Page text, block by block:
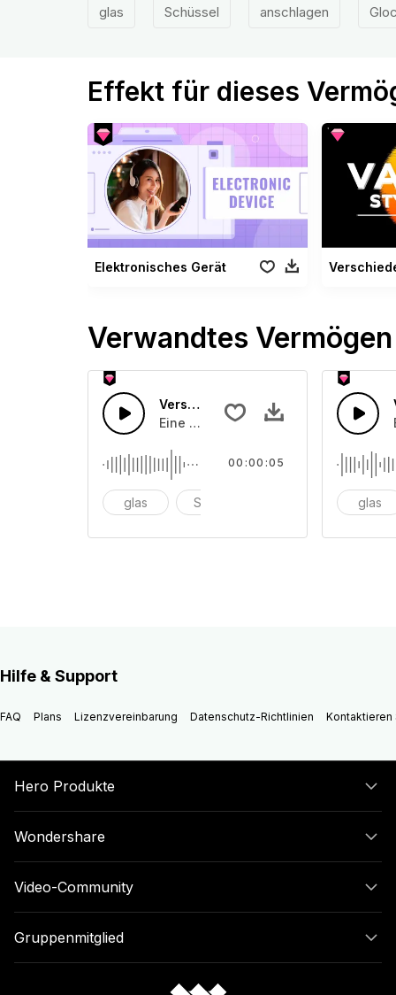
glas Schüssel anschlagen
Effekt für dieses
Elektronisches Gerät
Verwandtes Vermögen
Verschiedene Instrumente 30
Eine Ansammlung von
glas Schüssel
00:00:05
glas
Hilfe & Support
FAQ Plans Lizenzvereinbarung Datenschutz-Richtlinien Kontaktieren
Hero Produkte
Wondershare
Video-Community
Gruppenmitglied